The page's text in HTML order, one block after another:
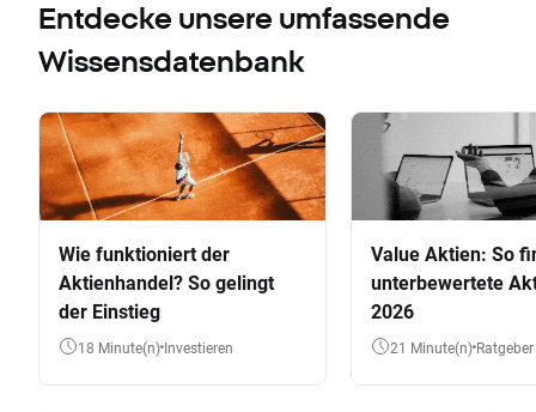
Entdecke unsere umfassende
Wissensdatenbank
Wie funktioniert der
Aktienhandel? So gelingt
der Einstieg
18 Minute(n) Investieren
Value Aktien: So
unterbewertete
2026
21 Minute(n) Ratgeber